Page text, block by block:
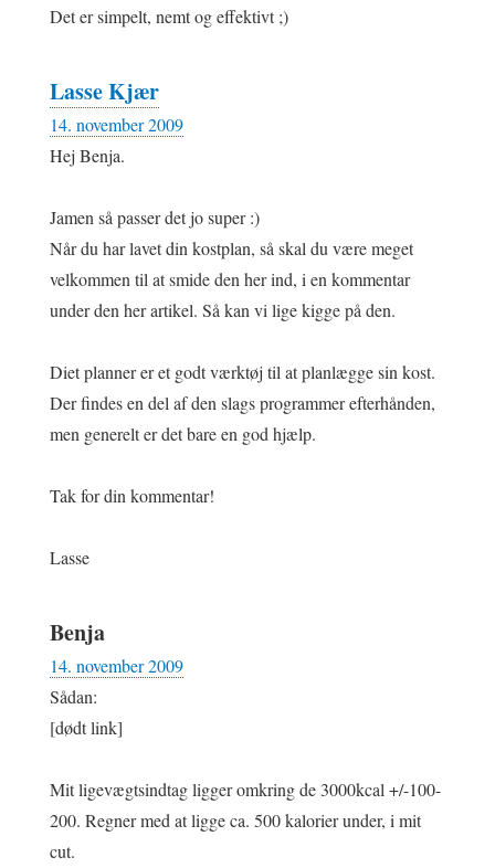
Det er simpelt, nemt og effektivt ;)
Lasse Kjær
14. november 2009
Hej Benja.
Jamen så passer det jo super :)
Når du har lavet din kostplan, så skal du være meget
velkommen til at smide den her ind, i en kommentar
under den her artikel. Så kan vi lige kigge på den.
Diet planner er et godt værktøj til at planlægge sin kost.
Der findes en del af den slags programmer efterhånden,
men generelt er det bare en god hjælp.
Tak for din kommentar!
Lasse
Benja
14. november 2009
Sådan:
[dødt link]
Mit ligevægtsindtag ligger omkring de 3000kcal +/-100-
200. Regner med at ligge ca. 500 kalorier under, i mit
cut.